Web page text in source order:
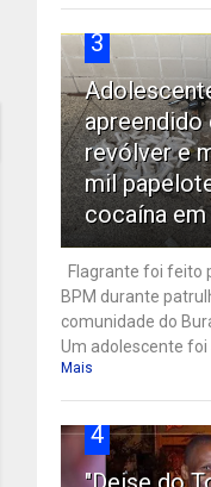
3
apreendido
revólver e
mil
cocaína
Flagrante foi feito
BPM durante
comunidade do
Um adolescente foi
Mais
4